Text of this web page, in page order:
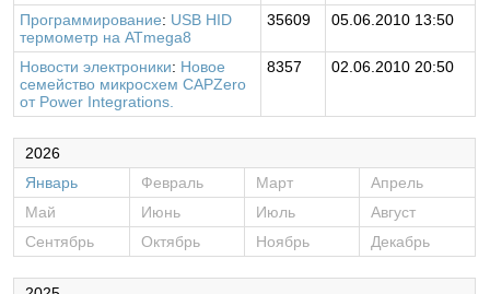
Программирование: USB HID
термометр на ATmega8
35609 05.06.2010 13:50
Новости электроники: Новое
семейство микросхем CAPZero
от Power Integrations.
8357 02.06.2010 20:50
2026
Январь
Февраль Март
Апрель
Май
Июнь Июль
Август
Сентябрь
Октябрь Ноябрь Декабрь